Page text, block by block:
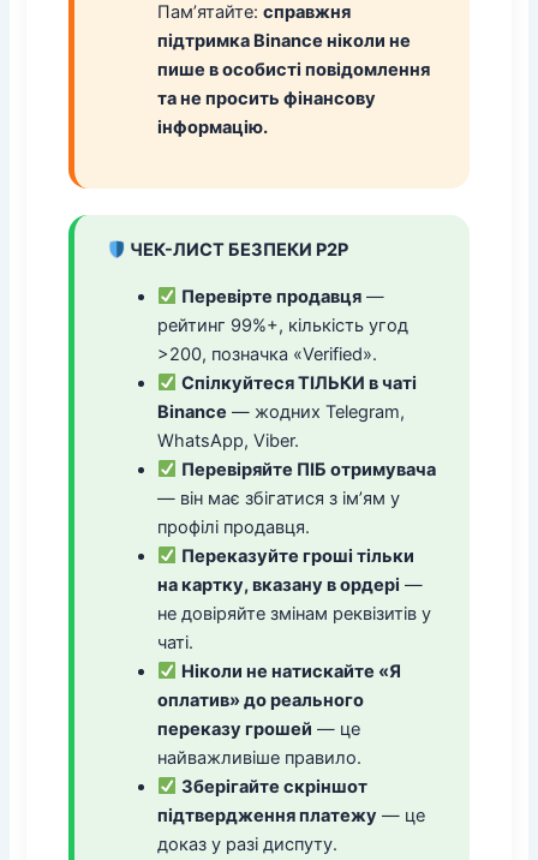
Пам’ятайте: справжня
підтримка Binance ніколи не
пише в особисті повідомлення
та не просить фінансову
інформацію.
ЧЕК-ЛИСТ БЕЗПЕКИ P2P
Перевірте продавця —
рейтинг 99%+, кількість угод
>200, позначка «Verified».
Спілкуйтеся ТІЛЬКИ в чаті
Binance — жодних Telegram,
WhatsApp, Viber.
Перевіряйте ПІБ отримувача
— він має збігатися з ім’ям у
профілі продавця.
Переказуйте гроші тільки
на картку, вказану в ордері —
не довіряйте змінам реквізитів у
чаті.
Ніколи не натискайте «Я
оплатив» до реального
переказу грошей — це
найважливіше правило.
Зберігайте скріншот
підтвердження платежу — це
доказ у разі диспуту.